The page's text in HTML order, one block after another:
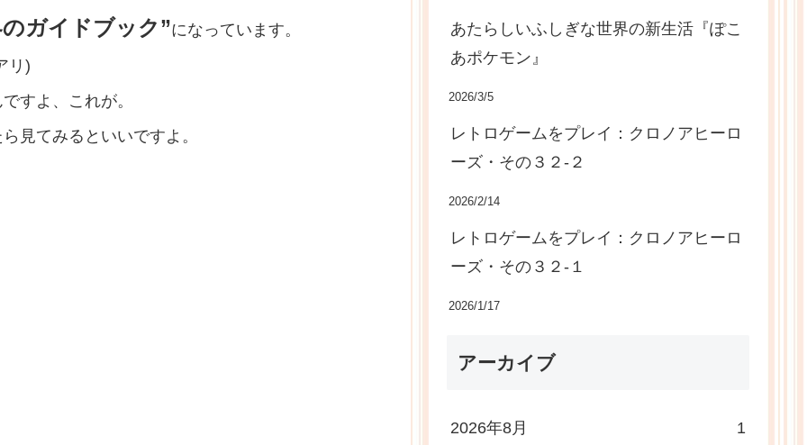
ガイドブック”になっています。
リ)
すよ、これが。
見てみるといいですよ。
あたらしいふしぎな世界の新生活『ぽこ
あポケモン』
2026/3/5
レトロゲームをプレイ：クロノアヒーロ
ーズ・その３２-２
2026/2/14
レトロゲームをプレイ：クロノアヒーロ
ーズ・その３２-１
2026/1/17
アーカイブ
2026年8月 1